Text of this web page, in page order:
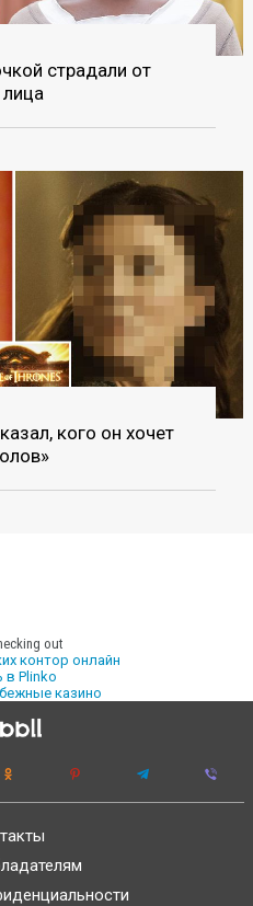
страдали от
кого он хочет
out
контор онлайн
в Plinko
казино